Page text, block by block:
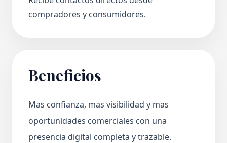
compradores y consumidores.
Beneficios
Mas confianza, mas visibilidad y mas
oportunidades comerciales con una
presencia digital completa y trazable.